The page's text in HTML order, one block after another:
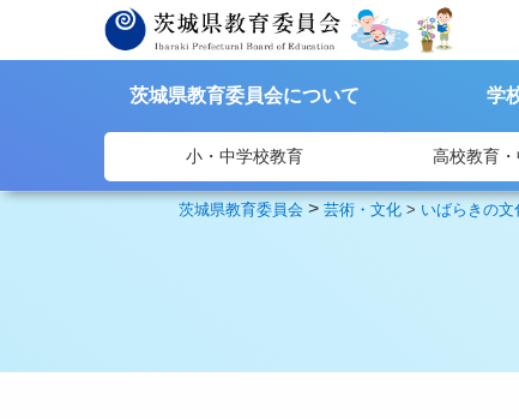
茨城県教育委員会について 学
小・中学校教育 高校教育
茨城県教育委員会 >芸術・文化 > いばらきの文